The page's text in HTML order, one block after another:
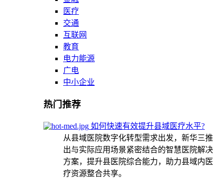
医疗
交通
互联网
教育
电力能源
广电
中小企业
热门推荐
如何快速有效提升县域医疗水平?
从县域医院数字化转型需求出发，新华三推
出与实际应用场景紧密结合的智慧医院解决
方案，提升县医院综合能力，助力县域内医
疗资源整合共享。